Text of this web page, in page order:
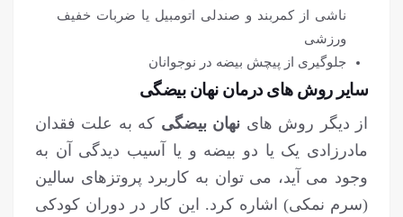
ناشی از کمربند و صندلی اتومبیل یا ضربات خفیف
ورزشی
جلوگیری از پیچش بیضه در نوجوانان
سایر روش های درمان نهان بیضگی
از دیگر روش های نهان بیضگی که به علت فقدان
مادرزادی یک یا دو بیضه و یا آسیب دیدگی آن به
وجود می آید، می توان به کاربرد پروتزهای سالین
(سرم نمکی) اشاره کرد. این کار در دوران کودکی